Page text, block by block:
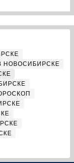
НОВОСИБИРСКЕ